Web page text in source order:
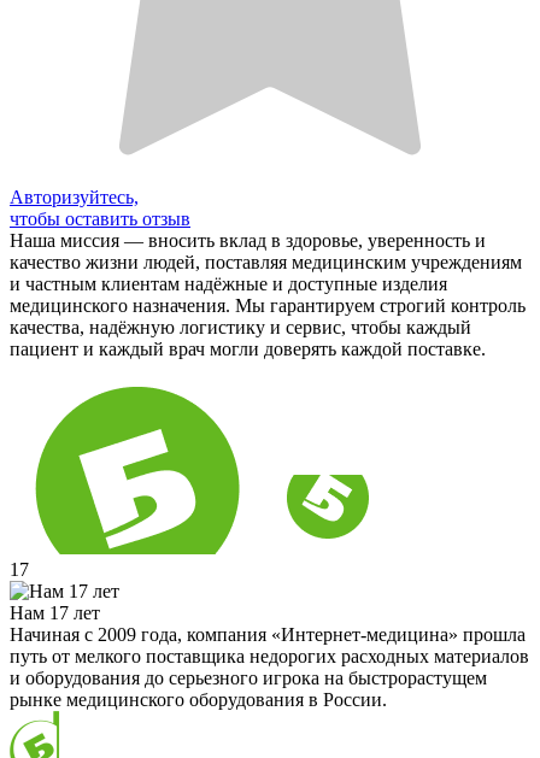
Авторизуйтесь,
чтобы оставить отзыв
Наша миссия — вносить вклад в здоровье, уверенность и
качество жизни людей, поставляя медицинским учреждениям
и частным клиентам надёжные и доступные изделия
медицинского назначения. Мы гарантируем строгий контроль
качества, надёжную логистику и сервис, чтобы каждый
пациент и каждый врач могли доверять каждой поставке.
17
Нам 17 лет
Начиная с 2009 года, компания «Интернет-медицина» прошла
путь от мелкого поставщика недорогих расходных материалов
и оборудования до серьезного игрока на быстрорастущем
рынке медицинского оборудования в России.